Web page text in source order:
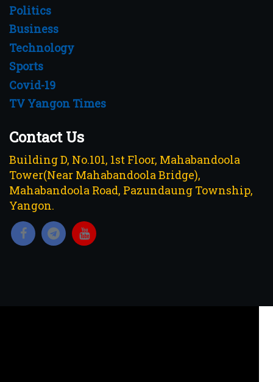
Politics
Business
Technology
Sports
Covid-19
TV Yangon Times
Contact Us
Building D, No.101, 1st Floor, Mahabandoola
Tower(Near Mahabandoola Bridge),
Mahabandoola Road, Pazundaung Township,
Yangon.